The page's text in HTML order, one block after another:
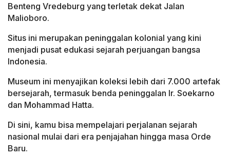
Benteng Vredeburg yang terletak dekat Jalan
Malioboro.
Situs ini merupakan peninggalan kolonial yang kini
menjadi pusat edukasi sejarah perjuangan bangsa
Indonesia.
Museum ini menyajikan koleksi lebih dari 7.000 artefak
bersejarah, termasuk benda peninggalan Ir. Soekarno
dan Mohammad Hatta.
Di sini, kamu bisa mempelajari perjalanan sejarah
nasional mulai dari era penjajahan hingga masa Orde
Baru.